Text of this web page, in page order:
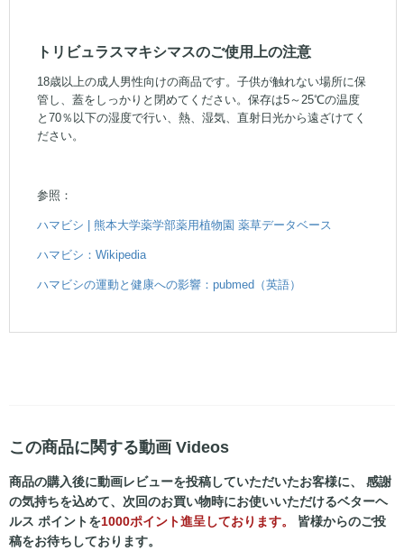
トリビュラスマキシマスのご使用上の注意
18歳以上の成人男性向けの商品です。子供が触れない場所に保
管し、蓋をしっかりと閉めてください。保存は5～25℃の温度
と70％以下の湿度で行い、熱、湿気、直射日光から遠ざけてく
ださい。
参照：
ハマビシ | 熊本大学薬学部薬用植物園 薬草データベース
ハマビシ：Wikipedia
ハマビシの運動と健康への影響：pubmed（英語）
この商品に関する動画 Videos
商品の購入後に動画レビューを投稿していただいたお客様に、 感謝
の気持ちを込めて、次回のお買い物時にお使いいただけるベターヘ
ルス ポイントを1000ポイント進呈しております。
皆様からのご投
稿をお待ちしております。